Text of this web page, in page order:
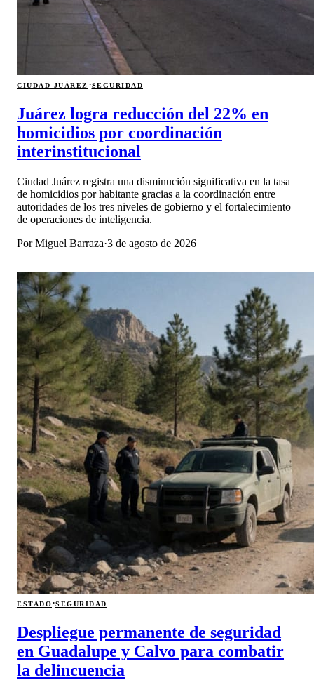
CIUDAD JUÁREZ ·SEGURIDAD
Juárez logra reducción del 22% en
homicidios por coordinación
interinstitucional
Ciudad Juárez registra una disminución significativa en la tasa
de homicidios por habitante gracias a la coordinación entre
autoridades de los tres niveles de gobierno y el fortalecimiento
de operaciones de inteligencia.
PorMiguel Barraza·3 de agosto de 2026
ESTADO·SEGURIDAD
Despliegue permanente de seguridad
en Guadalupe y Calvo para combatir
la delincuencia